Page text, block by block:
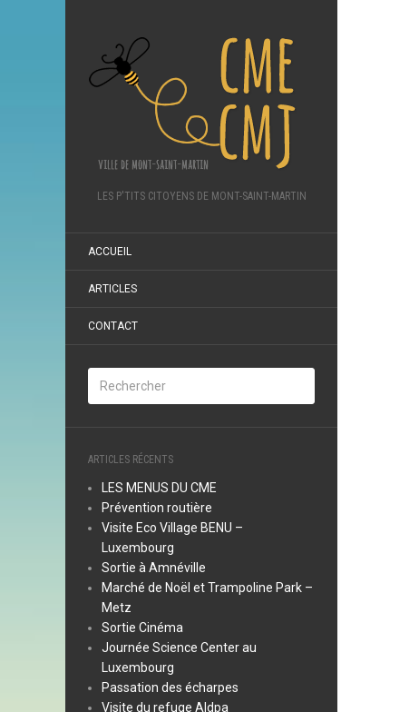
LES P'TITS CITOYENS DE MONT-SAINT-MARTIN
ACCUEIL
ARTICLES
CONTACT
ARTICLES RÉCENTS
LES MENUS DU CME
Prévention routière
Visite Eco Village BENU –
Luxembourg
Sortie à Amnéville
Marché de Noël et Trampoline Park –
Metz
Sortie Cinéma
Journée Science Center au
Luxembourg
Passation des écharpes
Visite du refuge Aldpa